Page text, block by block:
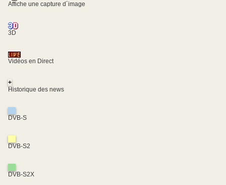
Affiche une capture d´image
3D
Vidéos en Direct
+
Historique des news
DVB-S
DVB-S2
DVB-S2X